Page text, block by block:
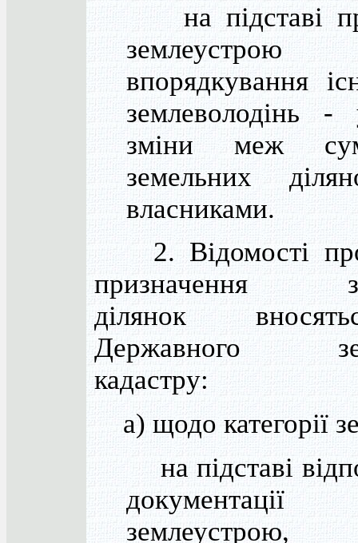
на підставі
землеустрою
впорядкування
землеволодінь -
зміни меж
земельних
власниками.
2. Відомості про
призначення
ділянок
Державного
кадастру:
а) щодо категорії
на підставі